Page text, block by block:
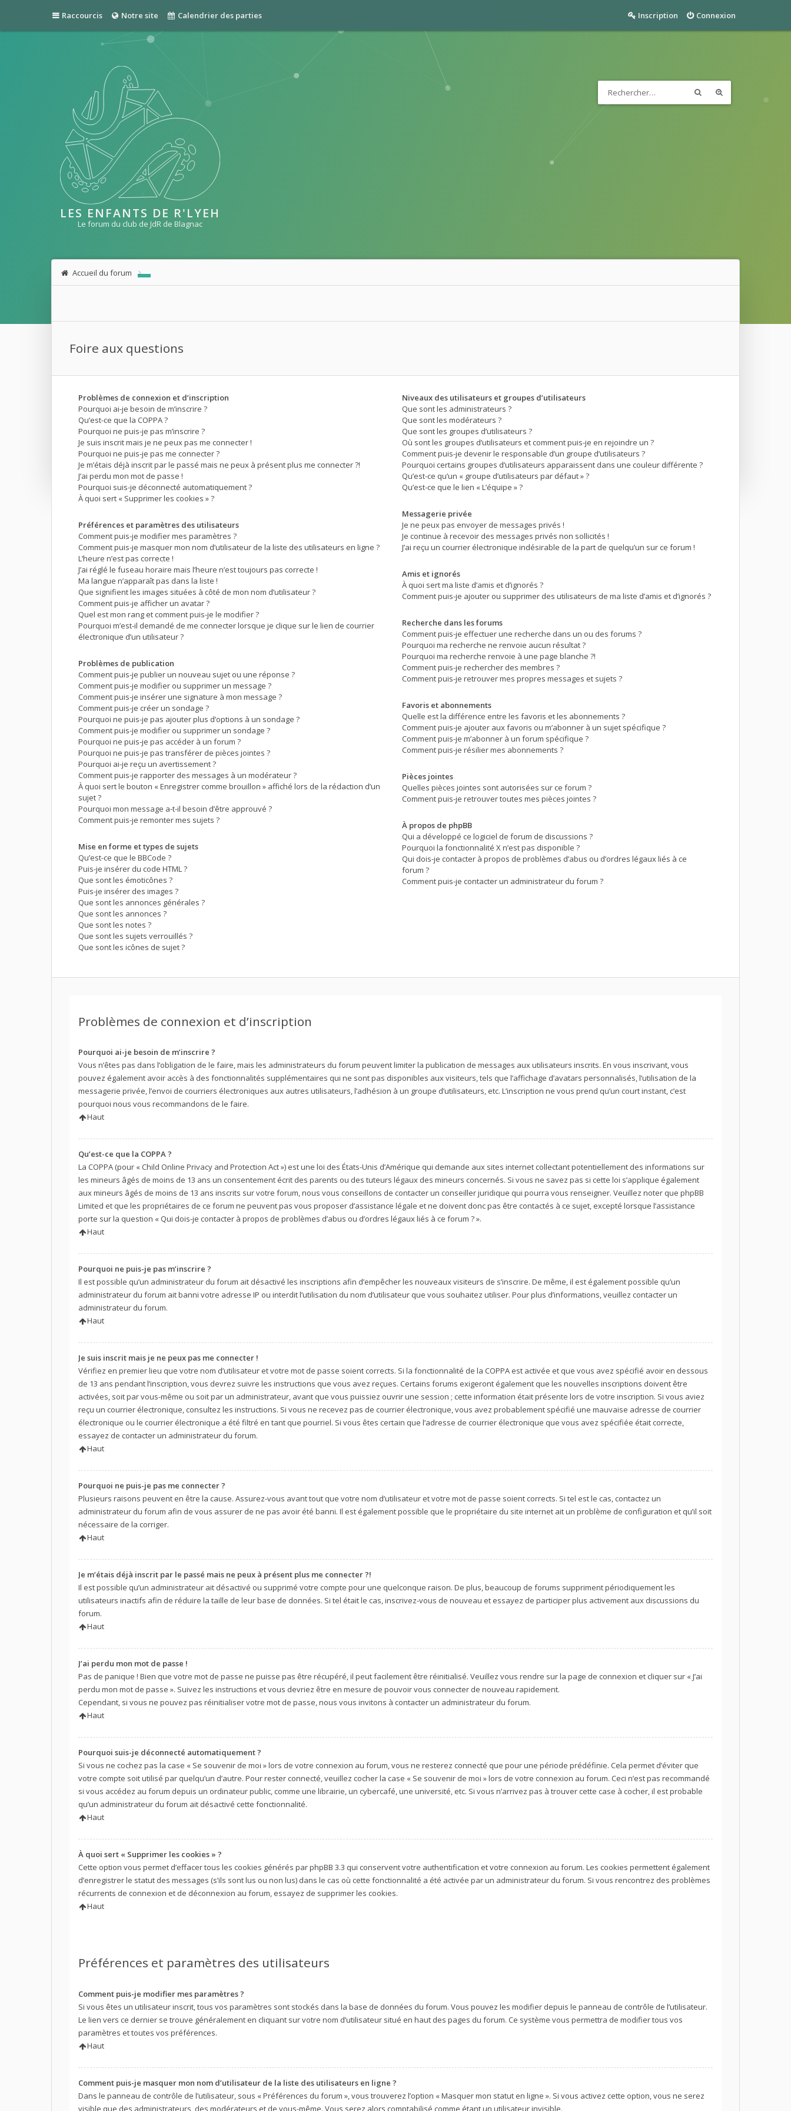
Raccourcis Notre site Calendrier des parties Connexion
Inscription
LES ENFANTS DE R'LYEH
Le forum du club de JdR de Blagnac
Accueil du forum
Foire aux questions
Problèmes de connexion et d’inscription
Pourquoi ai-je besoin de m’inscrire ?
Qu’est-ce que la COPPA ?
Pourquoi ne puis-je pas m’inscrire ?
Je suis inscrit mais je ne peux pas me connecter !
Pourquoi ne puis-je pas me connecter ?
Je m’étais déjà inscrit par le passé mais ne peux à présent plus me connecter ?!
J’ai perdu mon mot de passe !
Pourquoi suis-je déconnecté automatiquement ?
À quoi sert « Supprimer les cookies » ?
Préférences et paramètres des utilisateurs
Comment puis-je modifier mes paramètres ?
Comment puis-je masquer mon nom d’utilisateur de la liste des utilisateurs en ligne ?
L’heure n’est pas correcte !
J’ai réglé le fuseau horaire mais l’heure n’est toujours pas correcte !
Ma langue n’apparaît pas dans la liste !
Que signifient les images situées à côté de mon nom d’utilisateur ?
Comment puis-je afficher un avatar ?
Quel est mon rang et comment puis-je le modifier ?
Pourquoi m’est-il demandé de me connecter lorsque je clique sur le lien de courrier
électronique d’un utilisateur ?
Problèmes de publication
Comment puis-je publier un nouveau sujet ou une réponse ?
Comment puis-je modifier ou supprimer un message ?
Comment puis-je insérer une signature à mon message ?
Comment puis-je créer un sondage ?
Pourquoi ne puis-je pas ajouter plus d’options à un sondage ?
Comment puis-je modifier ou supprimer un sondage ?
Pourquoi ne puis-je pas accéder à un forum ?
Pourquoi ne puis-je pas transférer de pièces jointes ?
Pourquoi ai-je reçu un avertissement ?
Comment puis-je rapporter des messages à un modérateur ?
À quoi sert le bouton « Enregistrer comme brouillon » affiché lors de la rédaction d’un
sujet ?
Pourquoi mon message a-t-il besoin d’être approuvé ?
Comment puis-je remonter mes sujets ?
Mise en forme et types de sujets
Qu’est-ce que le BBCode ?
Puis-je insérer du code HTML ?
Que sont les émoticônes ?
Puis-je insérer des images ?
Que sont les annonces générales ?
Que sont les annonces ?
Que sont les notes ?
Que sont les sujets verrouillés ?
Que sont les icônes de sujet ?
Niveaux des utilisateurs et groupes d’utilisateurs
Que sont les administrateurs ?
Que sont les modérateurs ?
Que sont les groupes d’utilisateurs ?
Où sont les groupes d’utilisateurs et comment puis-je en rejoindre un ?
Comment puis-je devenir le responsable d’un groupe d’utilisateurs ?
Pourquoi certains groupes d’utilisateurs apparaissent dans une couleur différente ?
Qu’est-ce qu’un « groupe d’utilisateurs par défaut » ?
Qu’est-ce que le lien « L’équipe » ?
Messagerie privée
Je ne peux pas envoyer de messages privés !
Je continue à recevoir des messages privés non sollicités !
J’ai reçu un courrier électronique indésirable de la part de quelqu’un sur ce forum !
Amis et ignorés
À quoi sert ma liste d’amis et d’ignorés ?
Comment puis-je ajouter ou supprimer des utilisateurs de ma liste d’amis et d’ignorés ?
Recherche dans les forums
Comment puis-je effectuer une recherche dans un ou des forums ?
Pourquoi ma recherche ne renvoie aucun résultat ?
Pourquoi ma recherche renvoie à une page blanche ?!
Comment puis-je rechercher des membres ?
Comment puis-je retrouver mes propres messages et sujets ?
Favoris et abonnements
Quelle est la différence entre les favoris et les abonnements ?
Comment puis-je ajouter aux favoris ou m’abonner à un sujet spécifique ?
Comment puis-je m’abonner à un forum spécifique ?
Comment puis-je résilier mes abonnements ?
Pièces jointes
Quelles pièces jointes sont autorisées sur ce forum ?
Comment puis-je retrouver toutes mes pièces jointes ?
À propos de phpBB
Qui a développé ce logiciel de forum de discussions ?
Pourquoi la fonctionnalité X n’est pas disponible ?
Qui dois-je contacter à propos de problèmes d’abus ou d’ordres légaux liés à ce
forum ?
Comment puis-je contacter un administrateur du forum ?
Problèmes de connexion et d’inscription
Pourquoi ai-je besoin de m’inscrire ?
Vous n’êtes pas dans l’obligation de le faire, mais les administrateurs du forum peuvent limiter la publication de messages aux utilisateurs inscrits. En vous inscrivant, vous
pouvez également avoir accès à des fonctionnalités supplémentaires qui ne sont pas disponibles aux visiteurs, tels que l’affichage d’avatars personnalisés, l’utilisation de la
messagerie privée, l’envoi de courriers électroniques aux autres utilisateurs, l’adhésion à un groupe d’utilisateurs, etc. L’inscription ne vous prend qu’un court instant, c’est
pourquoi nous vous recommandons de le faire.
Haut
Qu’est-ce que la COPPA ?
La COPPA (pour « Child Online Privacy and Protection Act ») est une loi des États-Unis d’Amérique qui demande aux sites internet collectant potentiellement des informations sur
les mineurs âgés de moins de 13 ans un consentement écrit des parents ou des tuteurs légaux des mineurs concernés. Si vous ne savez pas si cette loi s’applique également
aux mineurs âgés de moins de 13 ans inscrits sur votre forum, nous vous conseillons de contacter un conseiller juridique qui pourra vous renseigner. Veuillez noter que phpBB
Limited et que les propriétaires de ce forum ne peuvent pas vous proposer d’assistance légale et ne doivent donc pas être contactés à ce sujet, excepté lorsque l’assistance
porte sur la question « Qui dois-je contacter à propos de problèmes d’abus ou d’ordres légaux liés à ce forum ? ».
Haut
Pourquoi ne puis-je pas m’inscrire ?
Il est possible qu’un administrateur du forum ait désactivé les inscriptions afin d’empêcher les nouveaux visiteurs de s’inscrire. De même, il est également possible qu’un
administrateur du forum ait banni votre adresse IP ou interdit l’utilisation du nom d’utilisateur que vous souhaitez utiliser. Pour plus d’informations, veuillez contacter un
administrateur du forum.
Haut
Je suis inscrit mais je ne peux pas me connecter !
Vérifiez en premier lieu que votre nom d’utilisateur et votre mot de passe soient corrects. Si la fonctionnalité de la COPPA est activée et que vous avez spécifié avoir en dessous
de 13 ans pendant l’inscription, vous devrez suivre les instructions que vous avez reçues. Certains forums exigeront également que les nouvelles inscriptions doivent être
activées, soit par vous-même ou soit par un administrateur, avant que vous puissiez ouvrir une session ; cette information était présente lors de votre inscription. Si vous aviez
reçu un courrier électronique, consultez les instructions. Si vous ne recevez pas de courrier électronique, vous avez probablement spécifié une mauvaise adresse de courrier
électronique ou le courrier électronique a été filtré en tant que pourriel. Si vous êtes certain que l’adresse de courrier électronique que vous avez spécifiée était correcte,
essayez de contacter un administrateur du forum.
Haut
Pourquoi ne puis-je pas me connecter ?
Plusieurs raisons peuvent en être la cause. Assurez-vous avant tout que votre nom d’utilisateur et votre mot de passe soient corrects. Si tel est le cas, contactez un
administrateur du forum afin de vous assurer de ne pas avoir été banni. Il est également possible que le propriétaire du site internet ait un problème de configuration et qu’il soit
nécessaire de la corriger.
Haut
Je m’étais déjà inscrit par le passé mais ne peux à présent plus me connecter ?!
Il est possible qu’un administrateur ait désactivé ou supprimé votre compte pour une quelconque raison. De plus, beaucoup de forums suppriment périodiquement les
utilisateurs inactifs afin de réduire la taille de leur base de données. Si tel était le cas, inscrivez-vous de nouveau et essayez de participer plus activement aux discussions du
forum.
Haut
J’ai perdu mon mot de passe !
Pas de panique ! Bien que votre mot de passe ne puisse pas être récupéré, il peut facilement être réinitialisé. Veuillez vous rendre sur la page de connexion et cliquer sur « J’ai
perdu mon mot de passe ». Suivez les instructions et vous devriez être en mesure de pouvoir vous connecter de nouveau rapidement.
Cependant, si vous ne pouvez pas réinitialiser votre mot de passe, nous vous invitons à contacter un administrateur du forum.
Haut
Pourquoi suis-je déconnecté automatiquement ?
Si vous ne cochez pas la case « Se souvenir de moi » lors de votre connexion au forum, vous ne resterez connecté que pour une période prédéfinie. Cela permet d’éviter que
votre compte soit utilisé par quelqu’un d’autre. Pour rester connecté, veuillez cocher la case « Se souvenir de moi » lors de votre connexion au forum. Ceci n’est pas recommandé
si vous accédez au forum depuis un ordinateur public, comme une librairie, un cybercafé, une université, etc. Si vous n’arrivez pas à trouver cette case à cocher, il est probable
qu’un administrateur du forum ait désactivé cette fonctionnalité.
Haut
À quoi sert « Supprimer les cookies » ?
Cette option vous permet d’effacer tous les cookies générés par phpBB 3.3 qui conservent votre authentification et votre connexion au forum. Les cookies permettent également
d’enregistrer le statut des messages (s’ils sont lus ou non lus) dans le cas où cette fonctionnalité a été activée par un administrateur du forum. Si vous rencontrez des problèmes
récurrents de connexion et de déconnexion au forum, essayez de supprimer les cookies.
Haut
Préférences et paramètres des utilisateurs
Comment puis-je modifier mes paramètres ?
Si vous êtes un utilisateur inscrit, tous vos paramètres sont stockés dans la base de données du forum. Vous pouvez les modifier depuis le panneau de contrôle de l’utilisateur.
Le lien vers ce dernier se trouve généralement en cliquant sur votre nom d’utilisateur situé en haut des pages du forum. Ce système vous permettra de modifier tous vos
paramètres et toutes vos préférences.
Haut
Comment puis-je masquer mon nom d’utilisateur de la liste des utilisateurs en ligne ?
Dans le panneau de contrôle de l’utilisateur, sous « Préférences du forum », vous trouverez l’option « Masquer mon statut en ligne ». Si vous activez cette option, vous ne serez
visible que des administrateurs, des modérateurs et de vous-même. Vous serez alors comptabilisé comme étant un utilisateur invisible.